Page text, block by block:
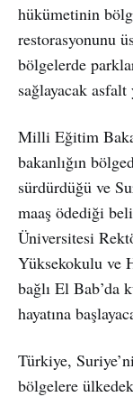
hükümetinin
restorasyonunu
bölgelerde
sağlayacak asfalt
Milli Eğitim
bakanlığın
sürdürdüğü ve
maaş ödediği
Üniversitesi
Yüksekokulu ve
bağlı El Bab’da
hayatına
Türkiye,
bölgelere